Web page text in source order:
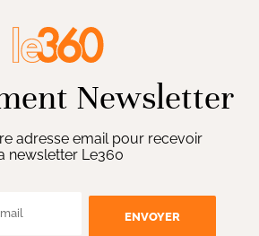
Newsletter
adresse email pour recevoir
newsletter Le360
ENVOYER